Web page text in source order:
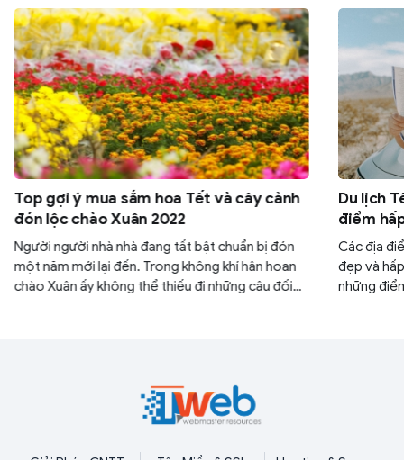
Top gợi ý mua sắm hoa Tết và cây cảnh
đón lộc chào Xuân 2022
Người người nhà nhà đang tất bật chuẩn bị đón
một năm mới lại đến. Trong không khí hân hoan
chào Xuân ấy không thể thiếu đi những câu đối
tài lộc vào đầu năm mới.
Du lịch
điểm
Các địa
đẹp và
những